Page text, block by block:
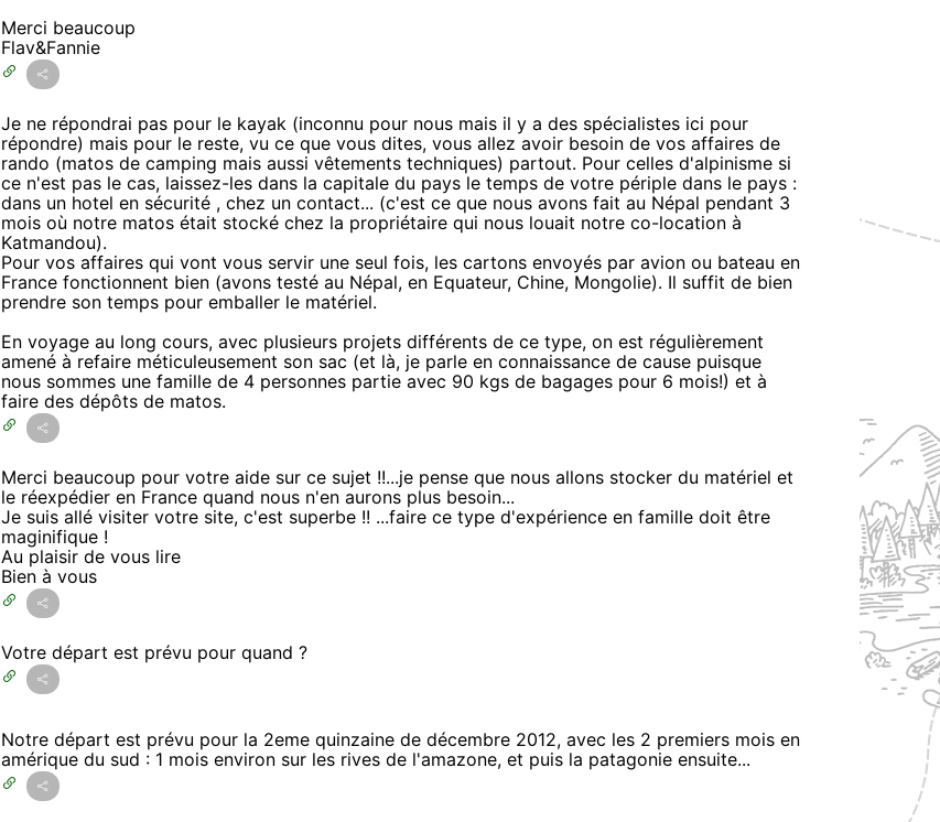
Merci beaucoup
Flav&Fannie
Je ne répondrai pas pour le kayak (inconnu pour nous mais il y a des spécialistes ici pour
répondre) mais pour le reste, vu ce que vous dites, vous allez avoir besoin de vos affaires de
rando (matos de camping mais aussi vêtements techniques) partout. Pour celles d'alpinisme si
ce n'est pas le cas, laissez-les dans la capitale du pays le temps de votre périple dans le pays :
dans un hotel en sécurité , chez un contact... (c'est ce que nous avons fait au Népal pendant 3
mois où notre matos était stocké chez la propriétaire qui nous louait notre co-location à
Katmandou).
Pour vos affaires qui vont vous servir une seul fois, les cartons envoyés par avion ou bateau en
France fonctionnent bien (avons testé au Népal, en Equateur, Chine, Mongolie). Il suffit de bien
prendre son temps pour emballer le matériel.
En voyage au long cours, avec plusieurs projets différents de ce type, on est régulièrement
amené à refaire méticuleusement son sac (et là, je parle en connaissance de cause puisque
nous sommes une famille de 4 personnes partie avec 90 kgs de bagages pour 6 mois!) et à
faire des dépôts de matos.
Merci beaucoup pour votre aide sur ce sujet !!...je pense que nous allons stocker du matériel et
le réexpédier en France quand nous n'en aurons plus besoin...
Je suis allé visiter votre site, c'est superbe !! ...faire ce type d'expérience en famille doit être
maginifique !
Au plaisir de vous lire
Bien à vous
Votre départ est prévu pour quand ?
Notre départ est prévu pour la 2eme quinzaine de décembre 2012, avec les 2 premiers mois en
amérique du sud : 1 mois environ sur les rives de l'amazone, et puis la patagonie ensuite...